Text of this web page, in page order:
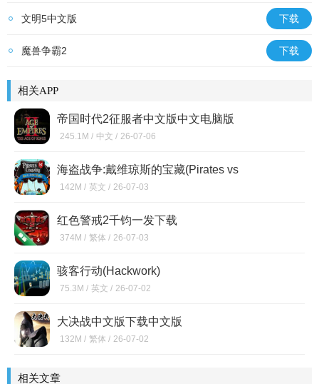
文明5中文版 下载
魔兽争霸2 下载
相关APP
帝国时代2征服者中文版中文电脑版
245.1M / 中文 / 26-07-06
海盗战争:戴维琼斯的宝藏(Pirates vs
Corsairs: Davy Jones' Gold)硬盘版
142M / 英文 / 26-07-03
红色警戒2千钧一发下载
374M / 繁体 / 26-07-03
骇客行动(Hackwork)
75.3M / 英文 / 26-07-02
大决战中文版下载中文版
132M / 繁体 / 26-07-02
相关文章